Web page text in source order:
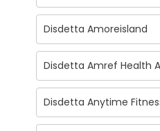
Disdetta Amoreisland
Disdetta Amref Health
Disdetta Anytime